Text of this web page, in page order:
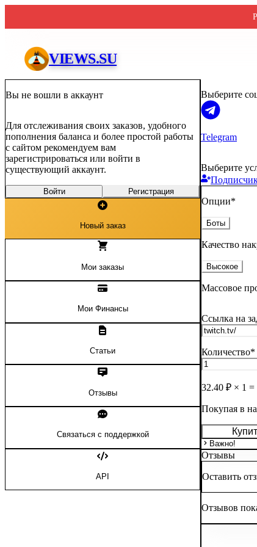
VIEWS.SU
Вы не вошли в аккаунт
Для отслеживания своих заказов, удобного
пополнения баланса и более простой работы
с сайтом рекомендуем вам
зарегистрироваться или войти в
существующий аккаунт.
Войти Регистрация
Новый заказ
Мои заказы
Мои Финансы
Статьи
Отзывы
Связаться с поддержкой
API
Выберите
Telegram
Выберите
Опции*
Боты
Качество
Высокое
Массовое
Ссылка на
Количество*
32.40 ₽ × 1 =
Покупая в
Важно!
Отзывы
Оставить
Отзывов